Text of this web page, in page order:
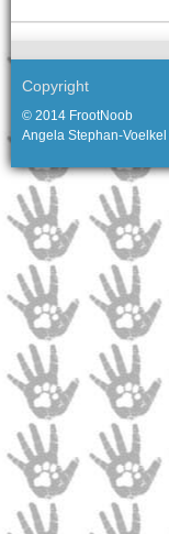
Copyright
© 2014 FrootNoob
Angela Stephan-